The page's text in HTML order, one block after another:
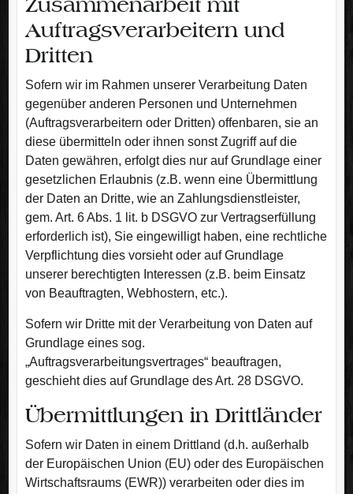
Zusammenarbeit mit
Auftragsverarbeitern und
Dritten
Sofern wir im Rahmen unserer Verarbeitung Daten
gegenüber anderen Personen und Unternehmen
(Auftragsverarbeitern oder Dritten) offenbaren, sie an
diese übermitteln oder ihnen sonst Zugriff auf die
Daten gewähren, erfolgt dies nur auf Grundlage einer
gesetzlichen Erlaubnis (z.B. wenn eine Übermittlung
der Daten an Dritte, wie an Zahlungsdienstleister,
gem. Art. 6 Abs. 1 lit. b DSGVO zur Vertragserfüllung
erforderlich ist), Sie eingewilligt haben, eine rechtliche
Verpflichtung dies vorsieht oder auf Grundlage
unserer berechtigten Interessen (z.B. beim Einsatz
von Beauftragten, Webhostern, etc.).
Sofern wir Dritte mit der Verarbeitung von Daten auf
Grundlage eines sog.
„Auftragsverarbeitungsvertrages“ beauftragen,
geschieht dies auf Grundlage des Art. 28 DSGVO.
Übermittlungen in Drittländer
Sofern wir Daten in einem Drittland (d.h. außerhalb
der Europäischen Union (EU) oder des Europäischen
Wirtschaftsraums (EWR)) verarbeiten oder dies im